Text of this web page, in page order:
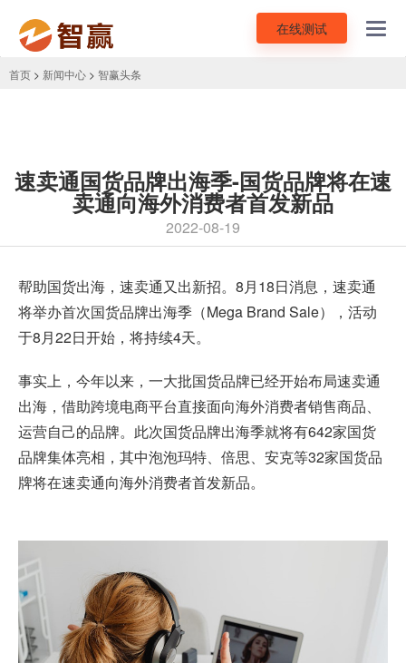
在线测试
首页 > 新闻中心 > 智赢头条
速卖通国货品牌出海季-国货品牌将在速
卖通向海外消费者首发新品
2022-08-19
帮助国货出海， 速卖通又出新招。8月18日消息，速卖通
将举办首次国货品牌出海季（Mega Brand Sale），活动
于8月22日开始，将持续4天。
事实上，今年以来，一大批国货品牌已经开始布局速卖通
出海，借助跨境电商平台直接面向海外消费者销售商品、
运营自己的品牌。此次国货品牌出海季就将有642家国货
品牌集体亮相，其中泡泡玛特、倍思、安克等32家国货品
牌将在速卖通向海外消费者首发新品。